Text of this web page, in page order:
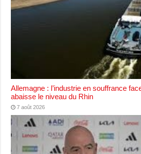
Allemagne : l’industrie en souffrance
abaisse le niveau du Rhin
7 août 2026